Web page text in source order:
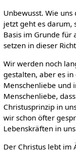
Unbewusst. Wie
jetzt geht es darum,
Basis im Grunde für
setzen in dieser
Wir werden noch
gestalten, aber es
Menschenliebe und
Menschenliebe,
Christusprinzip in
wir schon öfter
Lebenskräften in
Der Christus lebt im